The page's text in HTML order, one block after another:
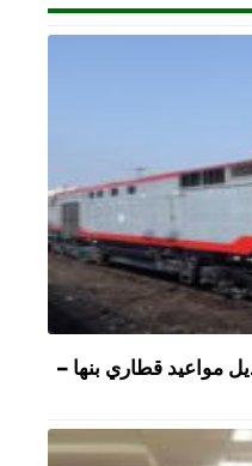
مواعيد قطاري بنها –